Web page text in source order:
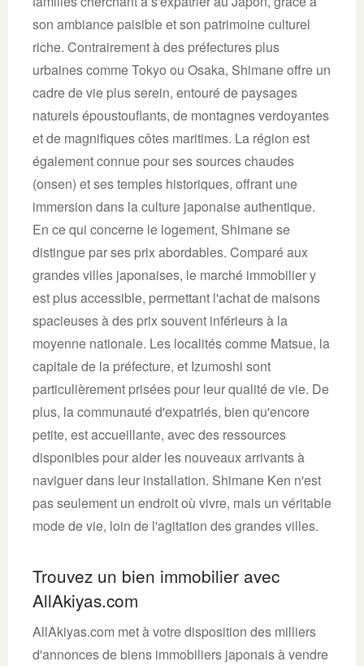
son ambiance paisible et son patrimoine culturel
riche. Contrairement à des préfectures plus
urbaines comme Tokyo ou Osaka, Shimane offre un
cadre de vie plus serein, entouré de paysages
naturels époustouflants, de montagnes verdoyantes
et de magnifiques côtes maritimes. La région est
également connue pour ses sources chaudes
(onsen) et ses temples historiques, offrant une
immersion dans la culture japonaise authentique.
En ce qui concerne le logement, Shimane se
distingue par ses prix abordables. Comparé aux
grandes villes japonaises, le marché immobilier y
est plus accessible, permettant l'achat de maisons
spacieuses à des prix souvent inférieurs à la
moyenne nationale. Les localités comme Matsue, la
capitale de la préfecture, et Izumoshi sont
particulièrement prisées pour leur qualité de vie. De
plus, la communauté d'expatriés, bien qu'encore
petite, est accueillante, avec des ressources
disponibles pour aider les nouveaux arrivants à
naviguer dans leur installation. Shimane Ken n'est
pas seulement un endroit où vivre, mais un véritable
mode de vie, loin de l'agitation des grandes villes.
Trouvez un bien immobilier avec
AllAkiyas.com
AllAkiyas.com met à votre disposition des milliers
d'annonces de biens immobiliers japonais à vendre